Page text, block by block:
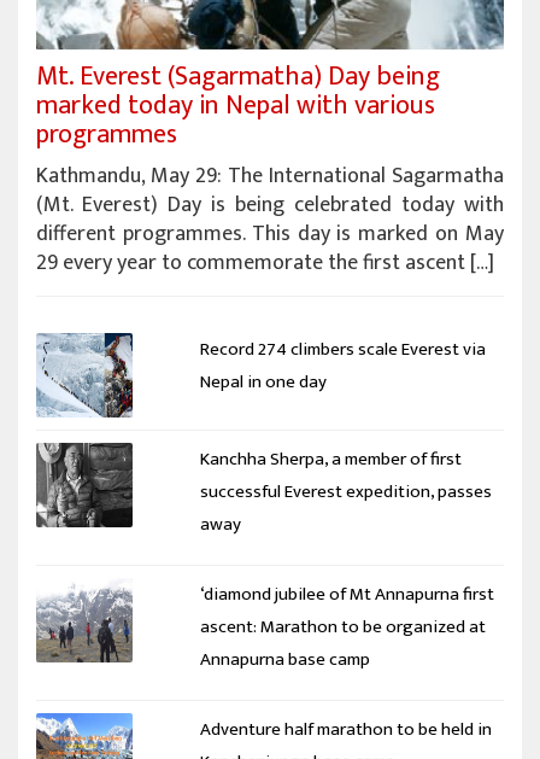
Mt. Everest (Sagarmatha) Day being
marked today in Nepal with various
programmes
Kathmandu, May 29: The International Sagarmatha
(Mt. Everest) Day is being celebrated today with
different programmes. This day is marked on May
29 every year to commemorate the first ascent […]
Record 274 climbers scale Everest via
Nepal in one day
Kanchha Sherpa, a member of first
successful Everest expedition, passes
away
‘diamond jubilee of Mt Annapurna first
ascent: Marathon to be organized at
Annapurna base camp
Adventure half marathon to be held in